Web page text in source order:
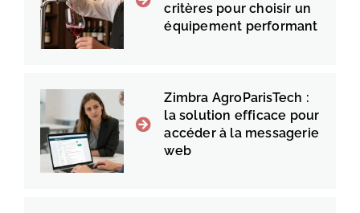
critères pour choisir un
équipement performant
Zimbra AgroParisTech :
la solution efficace pour
accéder à la messagerie
web